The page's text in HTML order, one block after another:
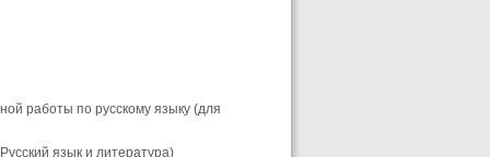
работы по русскому языку (для
язык и литература)